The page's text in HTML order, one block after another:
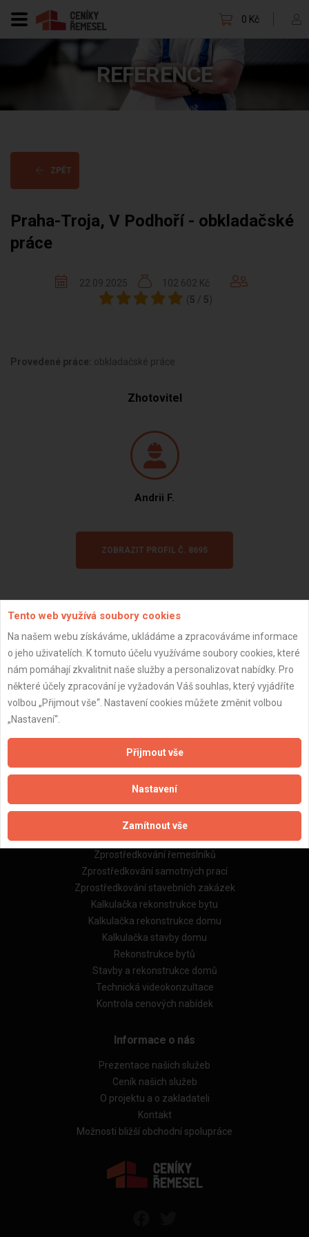
0 Kč
REFERENCE
ZPĚT
Praha-Troja, V Podhoří - obkladačské
práce
22.09.2025
102 602 Kč
( 5 / 5)
Provedené práce: obkladačské práce
Zhotovitel
Andrii F.
ZOBRAZIT PROFIL Č. 8695
Důležité informace
Naše firmy a řemeslníci
Zpracování a ochrana osobních údajů
Reference
Naše excelové tabulky online
Naše služby
Zprostředkování řemeslníků
Zprostředkování samotných prací
Zprostředkování stavebních zakázek
Kalkulačka rekonstrukce bytu
Kalkulačka rekonstrukce domu
Kalkulačka stavby domu
Rekonstrukce bytů
Stavby a rekonstrukce domů
Technická videokonzultace
Kontrola cenových nabídek
Informace o nás
Prezentace našich služeb
Ceník našich služeb
O projektu a o zakladateli
Kontakt
Možnosti bližší obchodní spolupráce
Tento web využívá soubory cookies
Na našem webu získáváme, ukládáme a zpracováváme informace
o jeho uživatelích. K tomuto účelu využíváme soubory cookies, které
nám pomáhají zkvalitnit naše služby a personalizovat nabídky. Pro
některé účely zpracování je vyžadován Váš souhlas, který vyjádříte
volbou „Přijmout vše“. Nastavení cookies můžete změnit volbou
„Nastavení“.
Přijmout vše
Nastavení
Zamítnout vše